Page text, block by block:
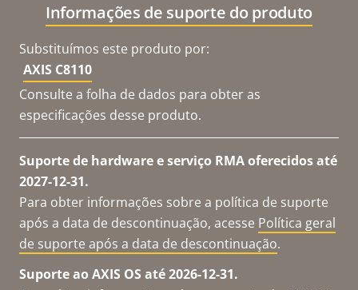
Informações de suporte do produto
Substituímos este produto por:
AXIS C8110
Consulte a folha de dados para obter as
especificações desse produto.
Suporte de hardware e serviço RMA oferecidos até
2027-12-31.
Para obter informações sobre a política de suporte
após a data de descontinuação, acesse Política geral
de suporte após a data de descontinuação.
Suporte ao AXIS OS até 2026-12-31.